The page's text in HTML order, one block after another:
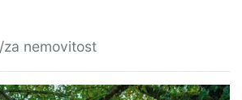
/za nemovitost